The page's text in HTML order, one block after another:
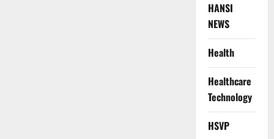
HANSI
NEWS
Health
Healthcare
Technology
HSVP